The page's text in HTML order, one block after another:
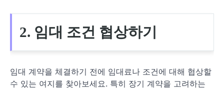
2. 임대 조건 협상하기
임대 계약을 체결하기 전에 임대료나 조건에 대해 협상할
수 있는 여지를 찾아보세요. 특히 장기 계약을 고려하는